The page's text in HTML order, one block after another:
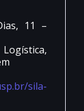
11 –
sila-